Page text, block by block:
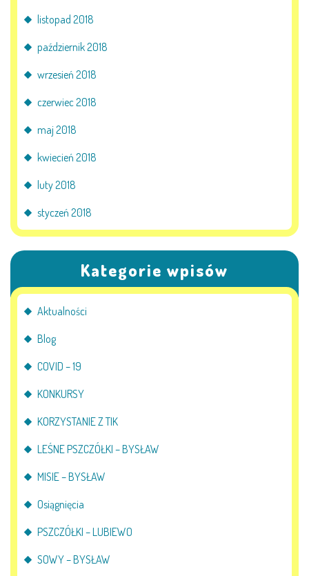
listopad 2018
październik 2018
wrzesień 2018
czerwiec 2018
maj 2018
kwiecień 2018
luty 2018
styczeń 2018
Kategorie wpisów
Aktualności
Blog
COVID – 19
KONKURSY
KORZYSTANIE Z TIK
LEŚNE PSZCZÓŁKI – BYSŁAW
MISIE – BYSŁAW
Osiągnięcia
PSZCZÓŁKI – LUBIEWO
SOWY – BYSŁAW